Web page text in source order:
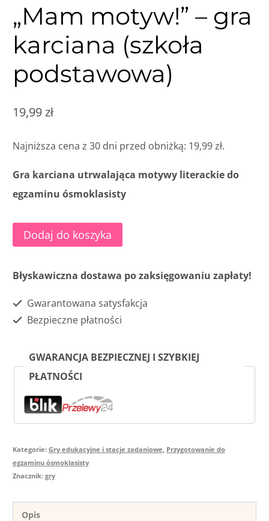
„Mam motyw!” – gra
karciana (szkoła
podstawowa)
19,99zł
Najniższa cena z 30 dni przed obniżką: 19,99zł.
Gra karciana utrwalająca motywy literackie do
egzaminu ósmoklasisty
ilość
„Mam
motyw!”
gra
karciana
podstawowa)
Dodaj do koszyka
Błyskawiczna dostawa po zaksięgowaniu zapłaty!
Gwarantowana satysfakcja
Bezpieczne płatności
GWARANCJA BEZPIECZNEJ I SZYBKIEJ
PŁATNOŚCI
Kategorie: Gry edukacyjne i stacje zadaniowe Przygotowanie do
egzaminu ósmoklasisty
Znacznik: gry
Opis